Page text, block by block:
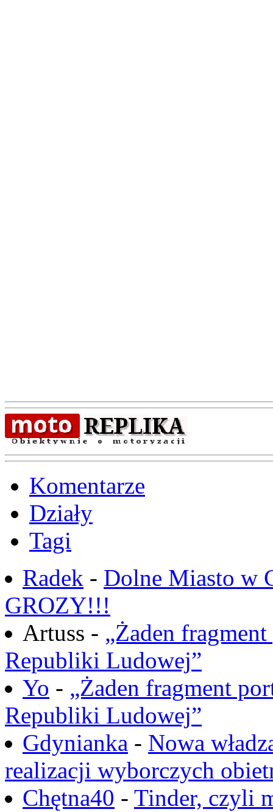
Komentarze
Działy
Tagi
Radek - Dolne Miasto w
GROZY!!!
Artuss - „Żaden
Republiki Ludowej”
Yo - „Żaden fragment
Republiki Ludowej”
Gdynianka - Nowa
realizacji wyborczych
Chętna40 - Tinder, czyli